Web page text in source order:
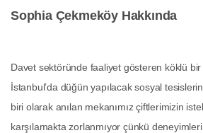
Sophia Çekmeköy Hakkında
Davet sektöründe faaliyet gösteren köklü bir
İstanbul’da düğün yapılacak sosyal
biri olarak anılan mekanımız çiftlerimizin
karşılamakta zorlanmıyor çünkü